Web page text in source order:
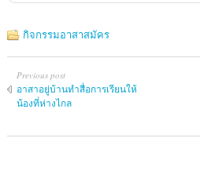
กิจกรรมอาสาสมัคร
Previous post
อาสาอยู่บ้านทำสื่อการเรียนให้
น้องที่ห่างไกล